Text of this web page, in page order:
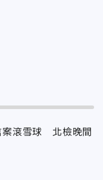
案滾雪球 北檢晚間